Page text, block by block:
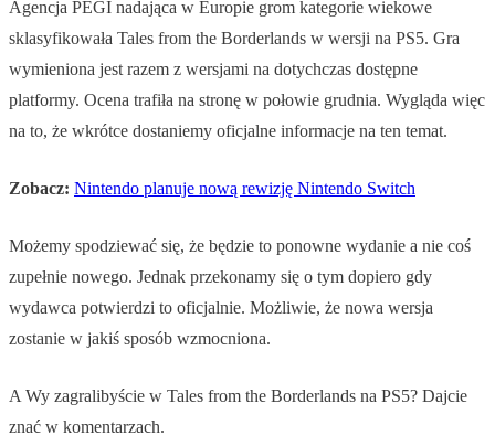
Agencja PEGI nadająca w Europie grom kategorie wiekowe
sklasyfikowała Tales from the Borderlands w wersji na PS5. Gra
wymieniona jest razem z wersjami na dotychczas dostępne
platformy. Ocena trafiła na stronę w połowie grudnia. Wygląda więc
na to, że wkrótce dostaniemy oficjalne informacje na ten temat.
Zobacz: Nintendo planuje nową rewizję Nintendo Switch
Możemy spodziewać się, że będzie to ponowne wydanie a nie coś
zupełnie nowego. Jednak przekonamy się o tym dopiero gdy
wydawca potwierdzi to oficjalnie. Możliwie, że nowa wersja
zostanie w jakiś sposób wzmocniona.
A Wy zagralibyście w Tales from the Borderlands na PS5? Dajcie
znać w komentarzach.